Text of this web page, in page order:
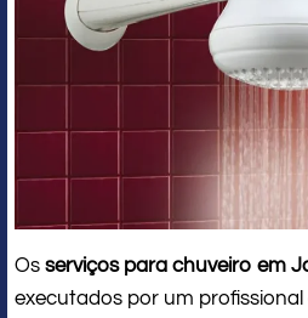
Os serviços para chuveiro em
executados por um profissional